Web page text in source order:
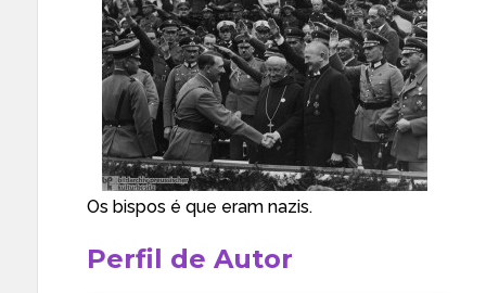
Os bispos é que eram nazis.
Perfil de Autor